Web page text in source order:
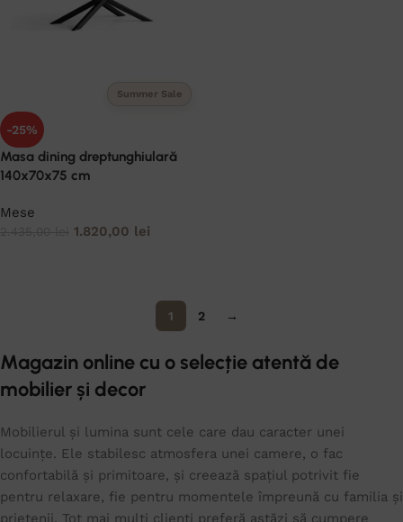
Summer Sale
-25%
Masa dining dreptunghiulară
140x70x75 cm
Mese
1.820,00 lei
1 2 →
Magazin online cu o selecție atentă de
mobilier și decor
Mobilierul și lumina sunt cele care dau caracter unei
locuințe. Ele stabilesc atmosfera unei camere, o fac
confortabilă și primitoare, și creează spațiul potrivit fie
pentru relaxare, fie pentru momentele împreună cu familia și
prietenii. Tot mai mulți clienți preferă astăzi să cumpere